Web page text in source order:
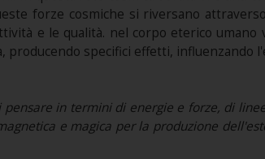
forze cosmiche si riversano
e le qualità. nel corpo eterico
specifici effetti, influenzando
in termini di energie e forze, di
e magica per la produzione